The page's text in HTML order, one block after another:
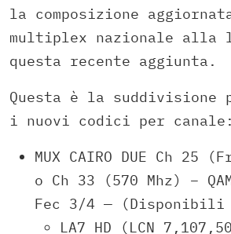
la composizione
multiplex nazionale alla
questa recente aggiunta.
Questa è la suddivisione
i nuovi codici per canale:
MUX CAIRO DUE Ch 25
o Ch 33 (570 Mhz) –
Fec 3/4 — (Disponibili
LA7 HD (LCN